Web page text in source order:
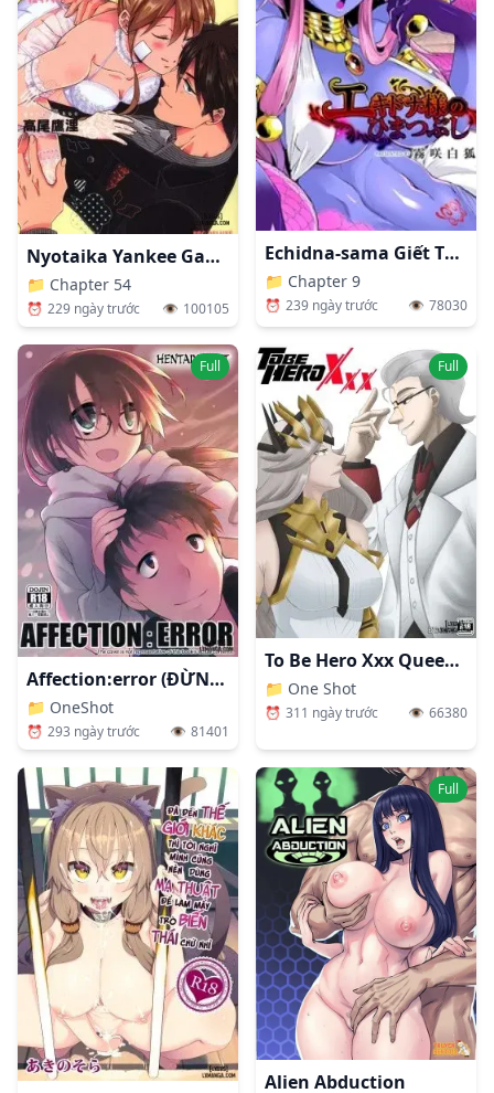
Nyotaika Yankee Gakuen: Ore No Hajimete, Nerawaretemasu!
📁 Chapter 54
⏰ 229 ngày trước 👁️ 100105
Echidna-sama Giết Thời Gian
📁 Chapter 9
⏰ 239 ngày trước 👁️ 78030
Full
Affection:error (ĐỪNG Tin Ảnh BÌA)
📁 OneShot
⏰ 293 ngày trước 👁️ 81401
Full
To Be Hero Xxx Queen Vs X
📁 One Shot
⏰ 311 ngày trước 👁️ 66380
Full
Alien Abduction